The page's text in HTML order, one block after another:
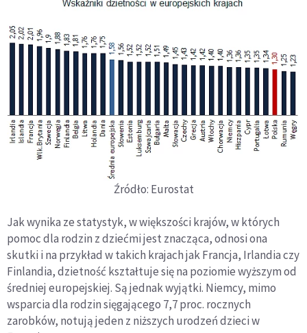
Źródło: Eurostat
Jak wynika ze statystyk, w większości krajów, w których
pomoc dla rodzin z dziećmi jest znacząca, odnosi ona
skutki i na przykład w takich krajach jak Francja, Irlandia czy
Finlandia, dzietność kształtuje się na poziomie wyższym od
średniej europejskiej. Są jednak wyjątki. Niemcy, mimo
wsparcia dla rodzin sięgającego 7,7 proc. rocznych
zarobków, notują jeden z niższych urodzeń dzieci w